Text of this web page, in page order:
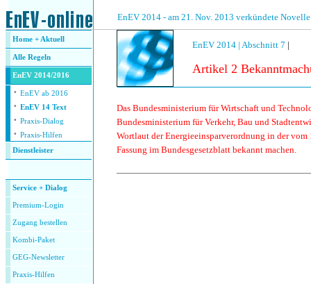
EnEV 2014 - am 21. Nov. 2013 verkündete
Home + Aktuell
Alle Regeln
EnEV 2014/2016
· EnEV ab 2016
· EnEV 14 Text
· Praxis-Dialog
· Praxis-Hilfen
Dienstleister
Service + Dialog
Premium-Login
Zugang bestellen
Kombi-Paket
GEG-Newsletter
Praxis-Hilfen
EnEV 2014 | Abschnitt 7 |
Artikel 2
Das Bundesministerium für Wirtschaft und
Bundesministerium für Verkehr, Bau und
Wortlaut der Energieeinsparverordnung in der
Fassung im Bundesgesetzblatt bekannt machen.